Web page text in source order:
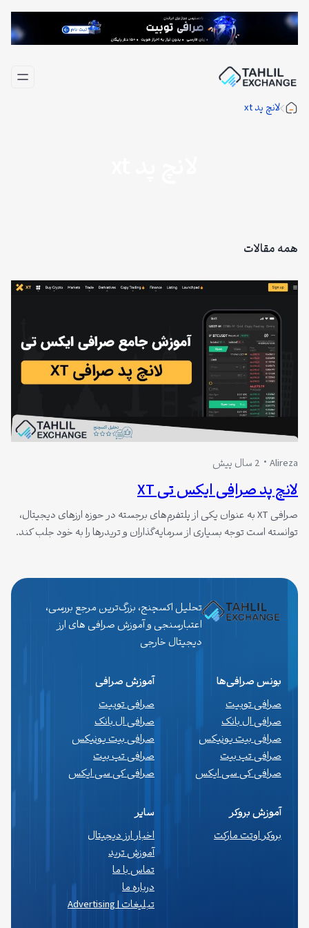
رفتن
لانچ پد xt
همه مقالات
Alireza 2 سال پیش
لانچ پد صرافی ایکس تی XT
صرافی XT به عنوان یکی از پلتفرم‌های برجسته در حوزه ارزهای دیجیتال،
توانسته است توجه بسیاری از سرمایه‌گذاران و تریدرها را به خود جلب کند.
شرکت کرده و در عرضه‌های اولیه توکن (IDO)…
تحلیل اکسچنج، بزرگ‌ترین مرجع بررسی،
اعتبارسنجی و آموزش صرافی های ارز
دیجیتال خارجی
بونس صرافی‌ها
صرافی توبیت
صرافی ال بانک
صرافی بیت یونیکس
صرافی تپ بیت
صرافی کی سی ایکس
آموزش صرافی
صرافی توبیت
صرافی ال بانک
صرافی بیت یونیکس
صرافی تپ بیت
صرافی کی سی ایکس
آموزش بروکر
بروکر اوتت مارکت
سایر
اخبار ارز دیجیتال
آموزش ترید
تماس با ما
درباره ما
تبلیغات | Advertising